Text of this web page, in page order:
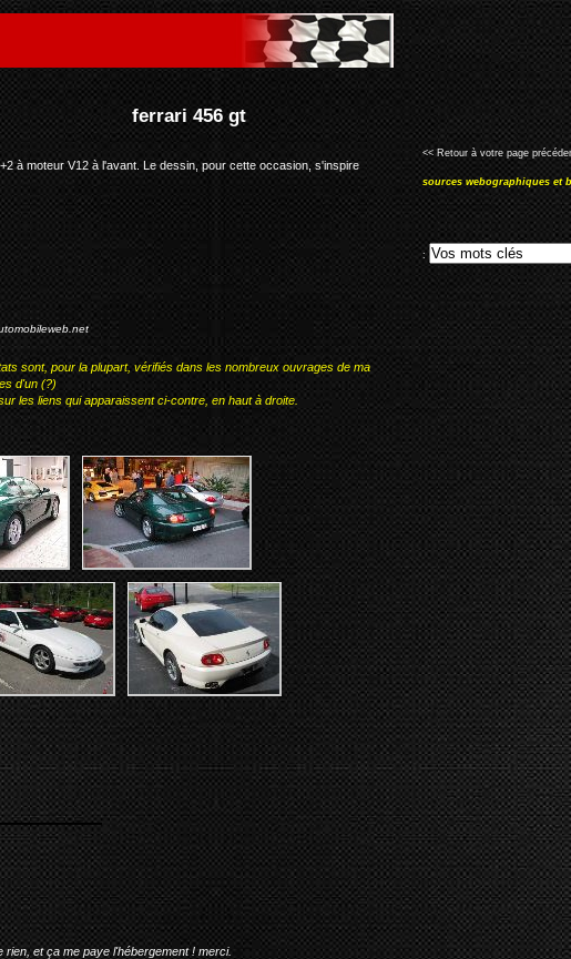
à moteur V12 à l'avant. Le dessin, pour cette occasion, s'inspire
sont, pour la plupart, vérifiés dans les nombreux ouvrages de ma
d'un (?)
les liens qui apparaissent ci-contre, en haut à droite.
et ça me paye l'hébergement ! merci.
<< Retour à votre page
sources webographiques et
: